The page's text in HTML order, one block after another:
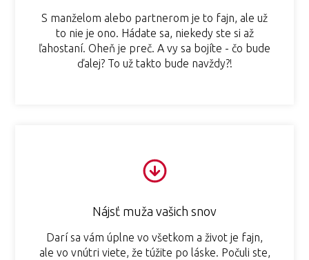
S manželom alebo partnerom je to fajn, ale už
to nie je ono. Hádate sa, niekedy ste si až
ľahostaní. Oheň je preč. A vy sa bojíte - čo bude
ďalej? To už takto bude navždy?!
Nájsť muža vašich snov
Darí sa vám úplne vo všetkom a život je fajn,
ale vo vnútri viete, že túžite po láske. Počuli ste,